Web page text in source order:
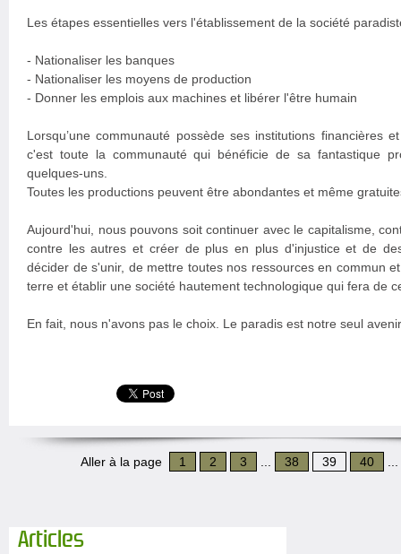
Les étapes essentielles vers l'établissement de la société
- Nationaliser les banques
- Nationaliser les moyens de production
- Donner les emplois aux machines et libérer l'être humain
Lorsqu’une communauté possède ses institutions financières
c'est toute la communauté qui bénéficie de sa fantastique
quelques-uns.
Toutes les productions peuvent être abondantes et même
Aujourd'hui, nous pouvons soit continuer avec le capitalisme,
contre les autres et créer de plus en plus d'injustice et de
décider de s'unir, de mettre toutes nos ressources en commun
terre et établir une société hautement technologique qui fera de
En fait, nous n'avons pas le choix. Le paradis est notre seul
Aller à la page 1 2 3 38 39 40
Articles